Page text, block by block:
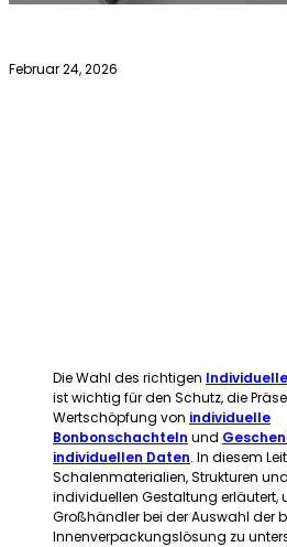
Februar 24, 2026
Die Wahl des richtigen
ist wichtig für den Schutz, die
Wertschöpfung von individuelle
Bonbonschachteln und
individuellen Daten. In diesem
Schalenmaterialien, Strukturen
individuellen Gestaltung erläutert,
Großhändler bei der Auswahl der
Innenverpackungslösung zu